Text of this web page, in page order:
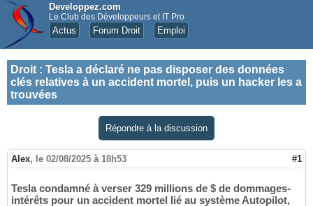
Developpez.com
Le Club des Développeurs et IT Pro
Actus Forum Droit Emploi
Droit : Tesla a déclaré ne pas disposer des données
clés relatives à un accident mortel, puis un hacker les a
trouvées
Répondre à la discussion
Alex, le 02/08/2025 à 18h53 #1
Tesla condamné à verser 329 millions de $ de dommages-
intérêts pour un accident mortel lié au système Autopilot,